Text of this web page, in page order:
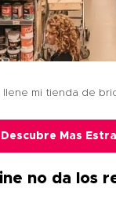
llene mi tienda de
Descubre Mas
no da los